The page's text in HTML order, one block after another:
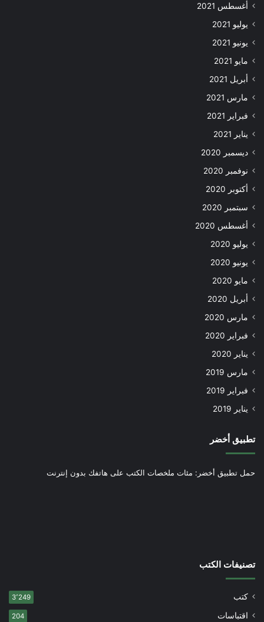
أغسطس 2021
يوليو 2021
يونيو 2021
مايو 2021
أبريل 2021
مارس 2021
فبراير 2021
يناير 2021
ديسمبر 2020
نوفمبر 2020
أكتوبر 2020
سبتمبر 2020
أغسطس 2020
يوليو 2020
يونيو 2020
مايو 2020
أبريل 2020
مارس 2020
فبراير 2020
يناير 2020
مارس 2019
فبراير 2019
يناير 2019
تطبيق أخضر
حمل تطبيق أخضر: مئات ملخصات الكتب على هاتفك بدون إنترنت
تصنيفات الكتب
كتب 3٬249
اقتباسات 204